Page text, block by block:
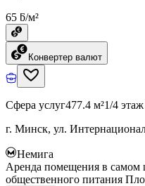
65 ƃ/м²
Конвертер валют
Сфера услуг477.4 м²1/4 этаж
г. Минск, ул.
Немига
Аренда помещения в самом
общественного питания